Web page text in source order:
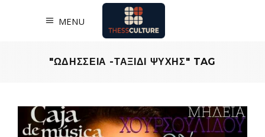
MENU
"ΩΔΗΣΣΕΙΑ -ΤΑΞΙΔΙ ΨΥΧΗΣ" TAG